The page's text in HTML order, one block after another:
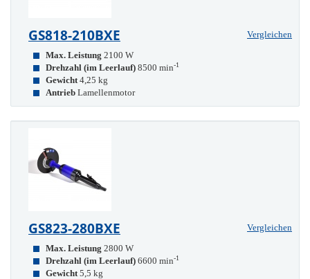
GS818-210BXE
Vergleichen
Max. Leistung 2100 W
Drehzahl (im Leerlauf) 8500 min-1
Gewicht 4,25 kg
Antrieb Lamellenmotor
GS823-280BXE
Vergleichen
Max. Leistung 2800 W
Drehzahl (im Leerlauf) 6600 min-1
Gewicht 5,5 kg